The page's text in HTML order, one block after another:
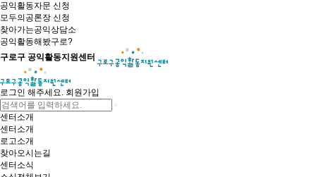
공익활동자문 신청
모두의공론장 신청
찾아가는공익상담소
공익활동해봤구로?
구로구 공익활동지원센터
로그인 해주세요. 회원가입
센터소개
센터소개
로고소개
찾아오시는길
센터소식